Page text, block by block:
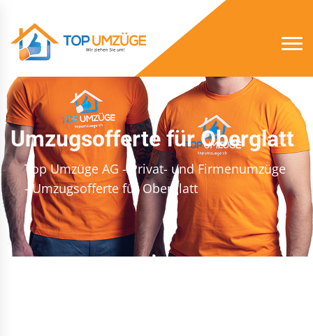
Umzugsofferte für Oberglatt
Top Umzüge AG - Privat- und Firmenumzüge
- Umzugsofferte für Oberglatt